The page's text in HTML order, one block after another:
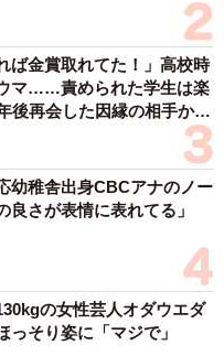
ば金賞取れてた！」高校時
マ……責められた学生は楽
再会した因縁の相手から
幼稚舎出身CBCアナのノー
良さが表情に表れてる」
の女性芸人オダウエダ
そり姿に「マジで」